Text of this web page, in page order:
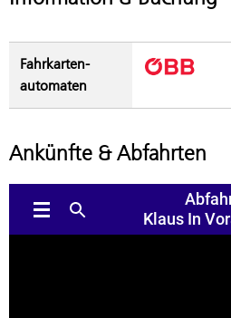
Fahrkarten­
automaten
Ankünfte & Abfahrten